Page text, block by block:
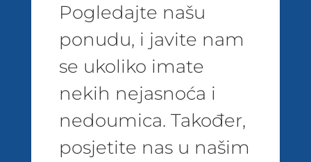
Pogledajte našu
ponudu, i javite nam
se ukoliko imate
nekih nejasnoća i
nedoumica. Također,
posjetite nas u našim